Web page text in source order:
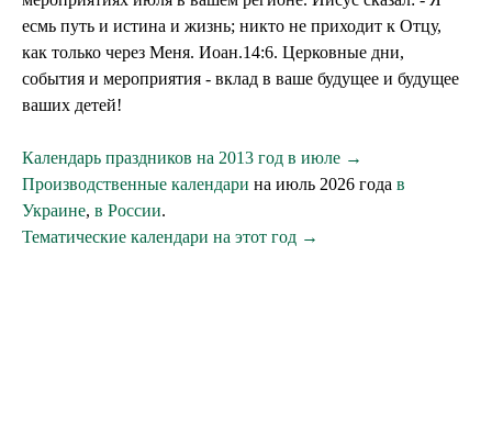
есмь путь и истина и жизнь; никто не приходит к Отцу,
как только через Меня. Иоан.14:6. Церковные дни,
события и мероприятия - вклад в ваше будущее и будущее
ваших детей!
Календарь праздников на 2013 год в июле →
Производственные календари на июль 2026 года в
Украине, в России.
Тематические календари на этот год →